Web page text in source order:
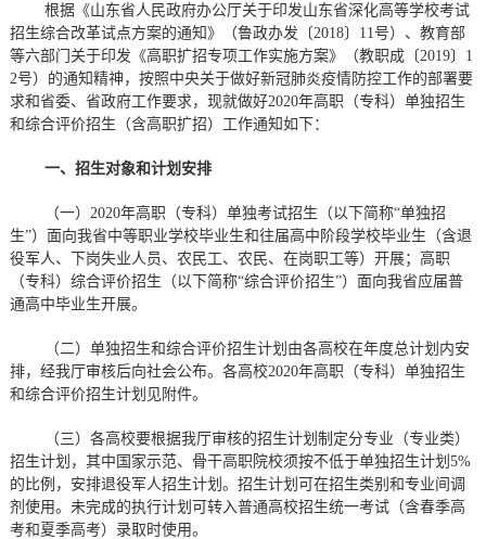
根据《山东省人民政府办公厅关于印发山东省深化高等学校考试
招生综合改革试点方案的通知》（鲁政办发〔2018〕11号）、教育部
等六部门关于印发《高职扩招专项工作实施方案》（教职成〔2019〕1
2号）的通知精神，按照中央关于做好新冠肺炎疫情防控工作的部署要
求和省委、省政府工作要求，现就做好2020年高职（专科）单独招生
和综合评价招生（含高职扩招）工作通知如下：
一、招生对象和计划安排
（一）2020年高职（专科）单独考试招生（以下简称“单独招
生”）面向我省中等职业学校毕业生和往届高中阶段学校毕业生（含退
役军人、下岗失业人员、农民工、农民、在岗职工等）开展；高职
（专科）综合评价招生（以下简称“综合评价招生”）面向我省应届普
通高中毕业生开展。
（二）单独招生和综合评价招生计划由各高校在年度总计划内安
排，经我厅审核后向社会公布。各高校2020年高职（专科）单独招生
和综合评价招生计划见附件。
（三）各高校要根据我厅审核的招生计划制定分专业（专业类）
招生计划，其中国家示范、骨干高职院校须按不低于单独招生计划5%
的比例，安排退役军人招生计划。招生计划可在招生类别和专业间调
剂使用。未完成的执行计划可转入普通高校招生统一考试（含春季高
考和夏季高考）录取时使用。